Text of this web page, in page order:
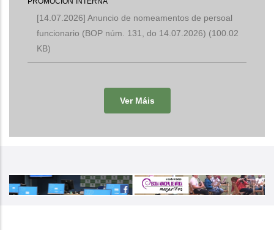
[14.07.2026] Anuncio de nomeamentos de persoal
funcionario (BOP núm. 131, do 14.07.2026) (100.02
KB)
Ver Máis